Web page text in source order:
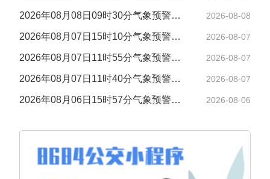
2026年08月08日09时30分气象预警信息 2026-08-08
2026年08月07日15时10分气象预警信息 2026-08-07
2026年08月07日11时55分气象预警信息 2026-08-07
2026年08月07日11时40分气象预警信息 2026-08-07
2026年08月06日15时57分气象预警信息 2026-08-06